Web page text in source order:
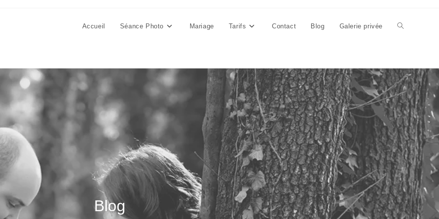
Accueil Séance Photo Mariage Tarifs Contact Blog Galerie privée Toggle
search
Blog